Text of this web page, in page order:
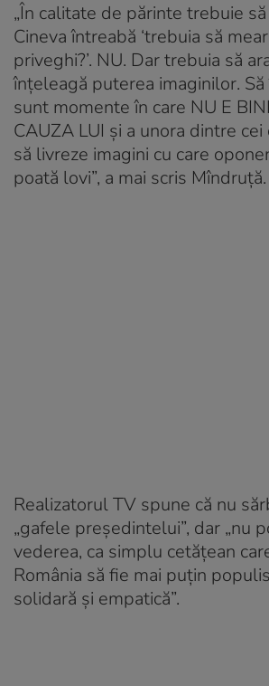
„În calitate de părinte trebuie
Cineva întreabă ‘trebuia să
priveghi?’. NU. Dar trebuia să
înțeleagă puterea imaginilor.
sunt momente în care NU E
CAUZA LUI și a unora dintre
să livreze imagini cu care
poată lovi”, a mai scris Mîndruță.
Realizatorul TV spune că nu
„gafele președintelui”, dar „nu
vederea, ca simplu cetățean
România să fie mai puțin
solidară și empatică”.